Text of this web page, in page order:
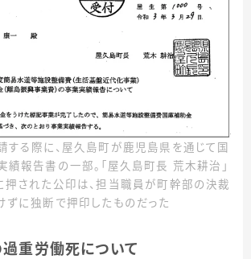
する際に、屋久島町が鹿児島県を通じて国
績報告書の一部。「屋久島町長 荒木耕治」
押された公印は、担当職員が町幹部の決裁
ずに独断で押印したものだった
重労働死について